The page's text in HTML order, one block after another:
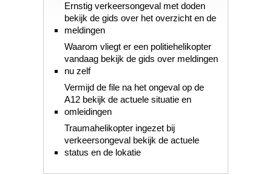
Ernstig verkeersongeval met doden
bekijk de gids over het overzicht en de
meldingen
Waarom vliegt er een politiehelikopter
vandaag bekijk de gids over meldingen
nu zelf
Vermijd de file na het ongeval op de
A12 bekijk de actuele situatie en
omleidingen
Traumahelikopter ingezet bij
verkeersongeval bekijk de actuele
status en de lokatie